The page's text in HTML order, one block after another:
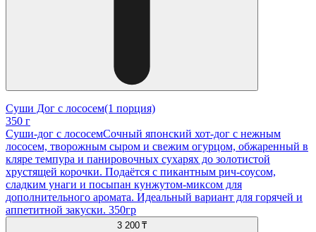
Суши Дог с лососем(1 порция)
350 г
Суши-дог с лососемСочный японский хот-дог с нежным
лососем, творожным сыром и свежим огурцом, обжаренный в
кляре темпура и панировочных сухарях до золотистой
хрустящей корочки. Подаётся с пикантным рич-соусом,
сладким унаги и посыпан кунжутом-миксом для
дополнительного аромата. Идеальный вариант для горячей и
аппетитной закуски. 350гр
3 200 ₸